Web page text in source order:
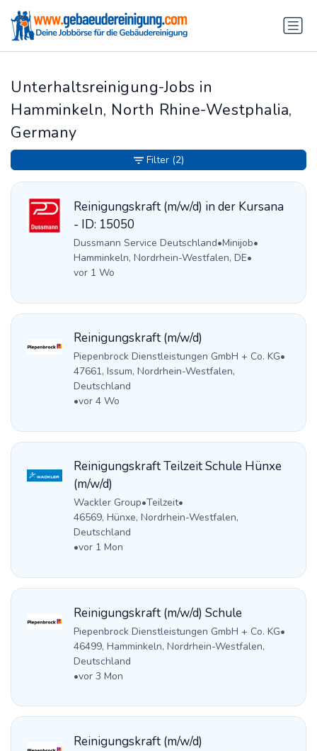
Unterhaltsreinigung-Jobs in
Hamminkeln, North Rhine-Westphalia,
Germany
Reinigungskraft (m/w/d) in der Kursana
- ID: 15050
Dussmann Service Deutschland•Minijob•
Hamminkeln, Nordrhein-Westfalen, DE•
vor 1 Wo
Reinigungskraft (m/w/d)
Piepenbrock Dienstleistungen GmbH + Co. KG•
47661, Issum, Nordrhein-Westfalen,
Deutschland
•vor 4 Wo
Reinigungskraft Teilzeit Schule Hünxe
(m/w/d)
Wackler Group•Teilzeit•
46569, Hünxe, Nordrhein-Westfalen,
Deutschland
•vor 1 Mon
Reinigungskraft (m/w/d) Schule
Piepenbrock Dienstleistungen GmbH + Co. KG•
46499, Hamminkeln, Nordrhein-Westfalen,
Deutschland
•vor 3 Mon
Reinigungskraft (m/w/d)
Filter (2)